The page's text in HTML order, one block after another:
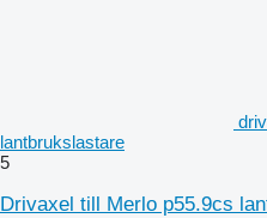
lantbrukslastare
5
Drivaxel till Merlo p55.9cs